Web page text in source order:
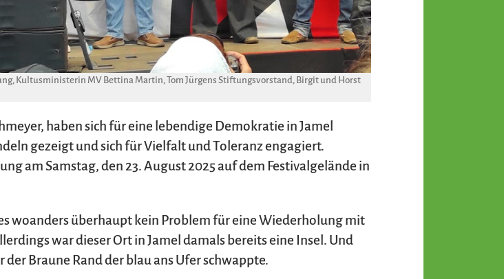
Kultusministerin MV Bettina Martin, Tom Jürgens Stiftungsvorstand, Birgit und Horst
haben sich für eine lebendige Demokratie in Jamel
gezeigt und sich für Vielfalt und Toleranz engagiert.
am Samstag, den 23. August 2025 auf dem Festivalgelände in
woanders überhaupt kein Problem für eine Wiederholung mit
war dieser Ort in Jamel damals bereits eine Insel. Und
Braune Rand der blau ans Ufer schwappte.